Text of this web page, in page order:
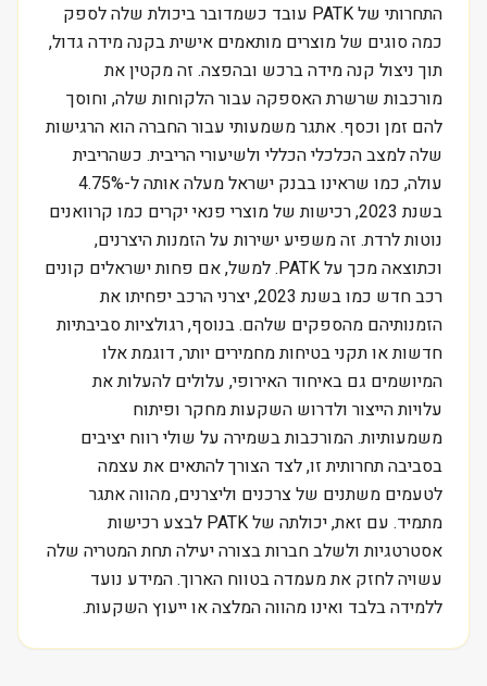
התחרותי של PATK עובד כשמדובר ביכולת שלה לספק
כמה סוגים של מוצרים מותאמים אישית בקנה מידה גדול,
תוך ניצול קנה מידה ברכש ובהפצה. זה מקטין את
מורכבות שרשרת האספקה עבור הלקוחות שלה, וחוסך
להם זמן וכסף. אתגר משמעותי עבור החברה הוא הרגישות
שלה למצב הכלכלי הכללי ולשיעורי הריבית. כשהריבית
עולה, כמו שראינו בבנק ישראל מעלה אותה ל-4.75%
בשנת 2023, רכישות של מוצרי פנאי יקרים כמו קרוואנים
נוטות לרדת. זה משפיע ישירות על הזמנות היצרנים,
וכתוצאה מכך על PATK. למשל, אם פחות ישראלים קונים
רכב חדש כמו בשנת 2023, יצרני הרכב יפחיתו את
הזמנותיהם מהספקים שלהם. בנוסף, רגולציות סביבתיות
חדשות או תקני בטיחות מחמירים יותר, דוגמת אלו
המיושמים גם באיחוד האירופי, עלולים להעלות את
עלויות הייצור ולדרוש השקעות מחקר ופיתוח
משמעותיות. המורכבות בשמירה על שולי רווח יציבים
בסביבה תחרותית זו, לצד הצורך להתאים את עצמה
לטעמים משתנים של צרכנים וליצרנים, מהווה אתגר
מתמיד. עם זאת, יכולתה של PATK לבצע רכישות
אסטרטגיות ולשלב חברות בצורה יעילה תחת המטריה שלה
עשויה לחזק את מעמדה בטווח הארוך. המידע נועד
ללמידה בלבד ואינו מהווה המלצה או ייעוץ השקעות.